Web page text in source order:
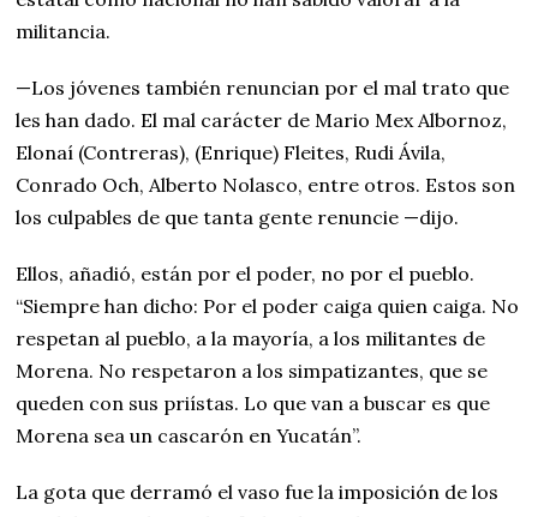
militancia.
—Los jóvenes también renuncian por el mal trato que
les han dado. El mal carácter de Mario Mex Albornoz,
Elonaí (Contreras), (Enrique) Fleites, Rudi Ávila,
Conrado Och, Alberto Nolasco, entre otros. Estos son
los culpables de que tanta gente renuncie —dijo.
Ellos, añadió, están por el poder, no por el pueblo.
“Siempre han dicho: Por el poder caiga quien caiga. No
respetan al pueblo, a la mayoría, a los militantes de
Morena. No respetaron a los simpatizantes, que se
queden con sus priístas. Lo que van a buscar es que
Morena sea un cascarón en Yucatán”.
La gota que derramó el vaso fue la imposición de los